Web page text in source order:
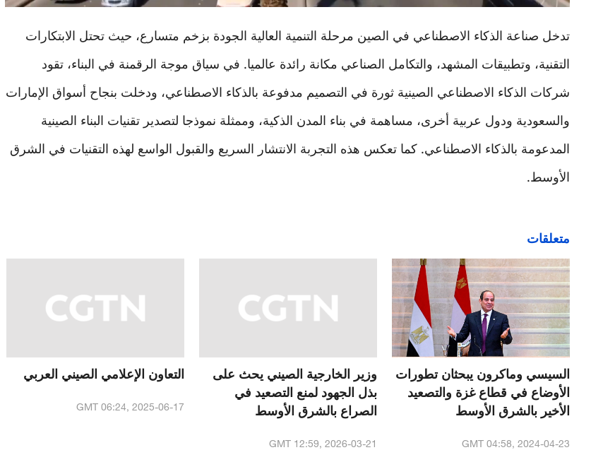
Videoتدخل صناعة الذكاء الاصطناعي في الصين مرحلة التنمية العالية الجودة بزخم متسارع، حيث تحتل الابتكارات
التقنية، وتطبيقات المشهد، والتكامل الصناعي مكانة رائدة عالميا. في سياق موجة الرقمنة في البناء، تقود
شركات الذكاء الاصطناعي الصينية ثورة في التصميم مدفوعة بالذكاء الاصطناعي، ودخلت بنجاح أسواق الإمارات
والسعودية ودول عربية أخرى، مساهمة في بناء المدن الذكية، وممثلة نموذجا لتصدير تقنيات البناء الصينية
المدعومة بالذكاء الاصطناعي. كما تعكس هذه التجربة الانتشار السريع والقبول الواسع لهذه التقنيات في الشرق
الأوسط.
متعلقات
السيسي وماكرون يبحثان تطورات
الأوضاع في قطاع غزة والتصعيد
الأخير بالشرق الأوسط
GMT 04:58, 2024-04-23
وزير الخارجية الصيني يحث على
بذل الجهود لمنع التصعيد في
الصراع بالشرق الأوسط
GMT 12:59, 2026-03-21
التعاون الإعلامي الصيني العربي
GMT 06:24, 2025-06-17